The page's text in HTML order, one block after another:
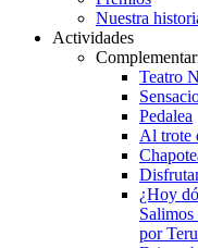
Nuestra
Actividades
Teatro
Pedalea
Al trote
¿Hoy
por